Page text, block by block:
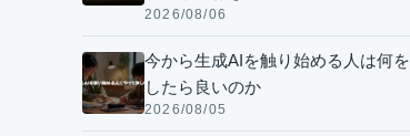
2026/08/06
今から生成AIを触り始める人は何を
したら良いのか
2026/08/05